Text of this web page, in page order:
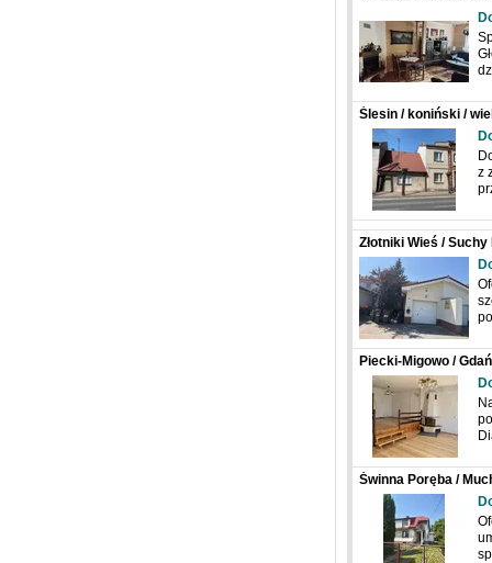
Ślesin / koniński /
z
Złotniki Wieś /
Piecki-Migowo /
Świnna Poręba /